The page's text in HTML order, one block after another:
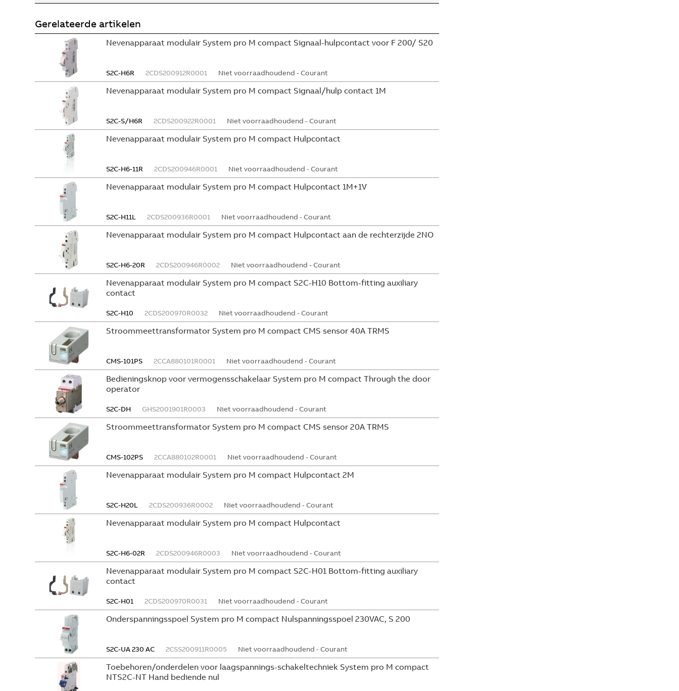
Gerelateerde artikelen
Nevenapparaat modulair System pro M compact Signaal-hulpcontact voor F 200/ S20
S2C-H6R 2CDS200912R0001 Niet voorraadhoudend - Courant
Nevenapparaat modulair System pro M compact Signaal/hulp contact 1M
S2C-S/H6R 2CDS200922R0001 Niet voorraadhoudend - Courant
Nevenapparaat modulair System pro M compact Hulpcontact
S2C-H6-11R 2CDS200946R0001 Niet voorraadhoudend - Courant
Nevenapparaat modulair System pro M compact Hulpcontact 1M+1V
S2C-H11L 2CDS200936R0001 Niet voorraadhoudend - Courant
Nevenapparaat modulair System pro M compact Hulpcontact aan de rechterzijde 2NO
S2C-H6-20R 2CDS200946R0002 Niet voorraadhoudend - Courant
Nevenapparaat modulair System pro M compact S2C-H10 Bottom-fitting auxiliary
contact
S2C-H10 2CDS200970R0032 Niet voorraadhoudend - Courant
Stroommeettransformator System pro M compact CMS sensor 40A TRMS
CMS-101PS 2CCA880101R0001 Niet voorraadhoudend - Courant
Bedieningsknop voor vermogensschakelaar System pro M compact Through the door
operator
S2C-DH GHS2001901R0003 Niet voorraadhoudend - Courant
Stroommeettransformator System pro M compact CMS sensor 20A TRMS
CMS-102PS 2CCA880102R0001 Niet voorraadhoudend - Courant
Nevenapparaat modulair System pro M compact Hulpcontact 2M
S2C-H20L 2CDS200936R0002 Niet voorraadhoudend - Courant
Nevenapparaat modulair System pro M compact Hulpcontact
S2C-H6-02R 2CDS200946R0003 Niet voorraadhoudend - Courant
Nevenapparaat modulair System pro M compact S2C-H01 Bottom-fitting auxiliary
contact
S2C-H01 2CDS200970R0031 Niet voorraadhoudend - Courant
Onderspanningsspoel System pro M compact Nulspanningsspoel 230VAC, S 200
S2C-UA 230 AC 2CSS200911R0005 Niet voorraadhoudend - Courant
Toebehoren/onderdelen voor laagspannings-schakeltechniek System pro M compact
NTS2C-NT Hand bediende nul